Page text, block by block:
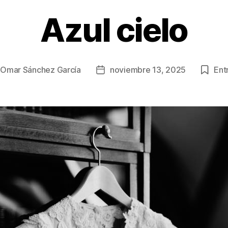
Azul cielo
Omar Sánchez García
Fecha
publicación
noviembre 13, 2025